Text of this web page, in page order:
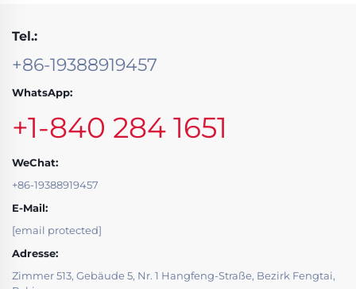
Tel.:
+86-19388919457
WhatsApp:
+1-840 284 1651
WeChat:
+86-19388919457
E-Mail:
[email protected]
Adresse:
Zimmer 513, Gebäude 5, Nr. 1 Hangfeng-Straße, Bezirk Fengtai,